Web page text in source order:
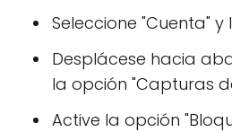
Seleccione "Cuenta"
Desplácese hacia
la opción "Capturas
Active la opción